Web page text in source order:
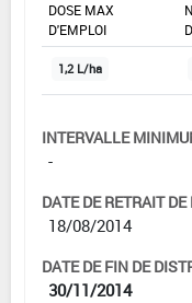
DOSE MAX
D'EMPLOI
1,2 L/ha
INTERVALLE
-
DATE DE RETRAIT DE
18/08/2014
DATE DE FIN DE
30/11/2014